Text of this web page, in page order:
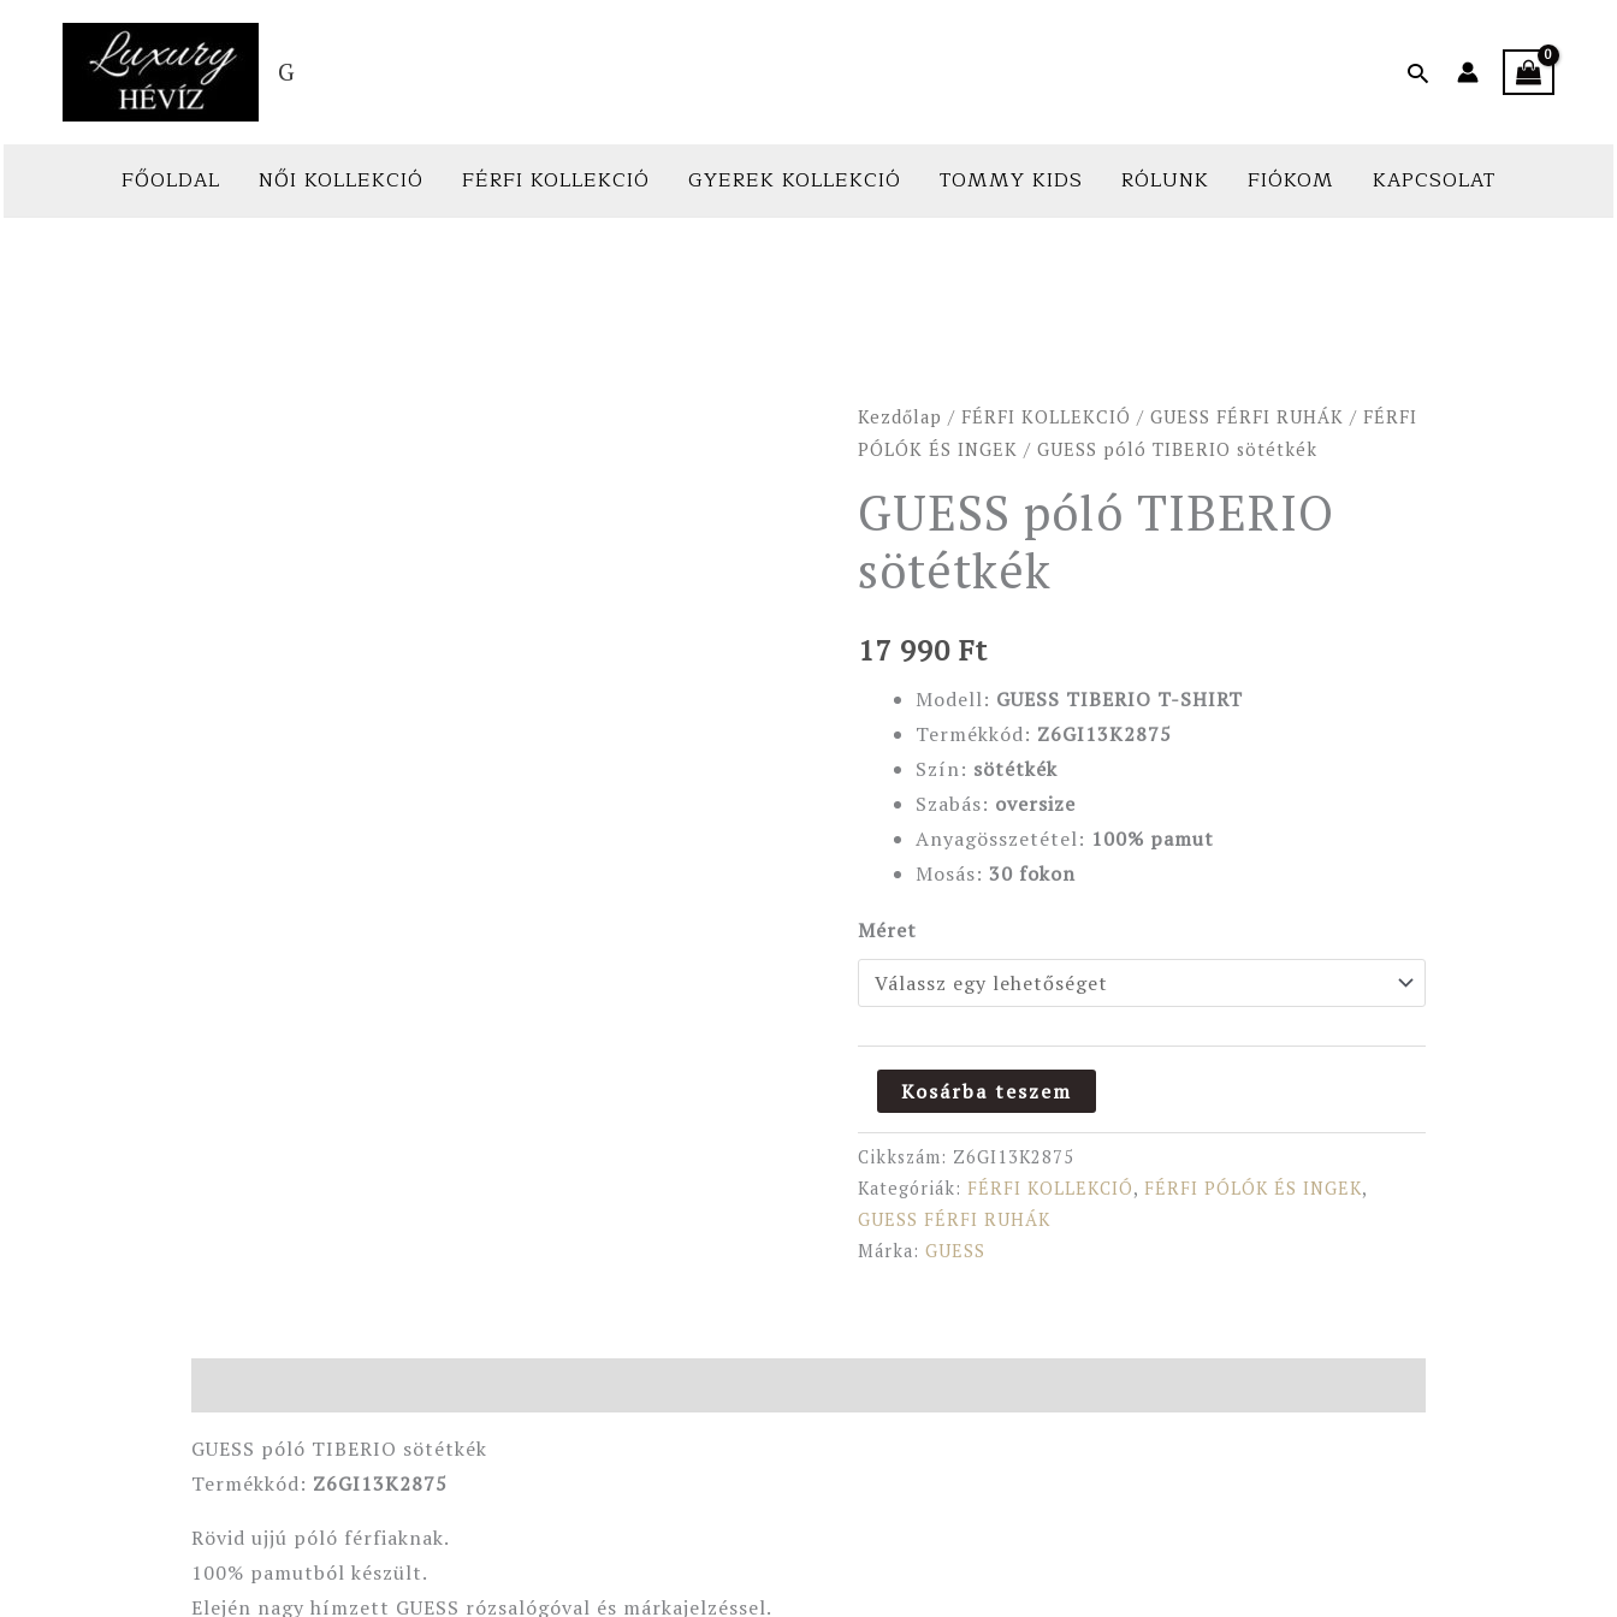
G Search
FŐOLDAL NŐI KOLLEKCIÓ FÉRFI KOLLEKCIÓ GYEREK KOLLEKCIÓ TOMMY KIDS RÓLUNK FIÓKOM KAPCSOLAT
Kezdőlap /FÉRFI KOLLEKCIÓ /GUESS FÉRFI RUHÁK /FÉRFI
PÓLÓK ÉS INGEK / GUESS póló TIBERIO sötétkék
GUESS póló TIBERIO
sötétkék
17 990Ft
Modell: GUESS TIBERIO T-SHIRT
Termékkód: Z6GI13K2875
Szín: sötétkék
Szabás: oversize
Anyagösszetétel: 100% pamut
Mosás:30 fokon
Méret
GUESS
póló
sötétkék
mennyiség
Kosárba teszem
Cikkszám: Z6GI13K2875
Kategóriák: FÉRFI KOLLEKCIÓ, FÉRFI PÓLÓK ÉS INGEK,
GUESS FÉRFI RUHÁK
Márka:GUESS
GUESS póló TIBERIO sötétkék
Termékkód: Z6GI13K2875
Rövid ujjú póló férfiaknak.
100% pamutból készült.
Elején nagy hímzett GUESS rózsalógóval és márkajelzéssel.